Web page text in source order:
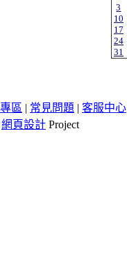
3
10
17
24
31
區 | 常見問題 | 客服中心
網頁設計 Project